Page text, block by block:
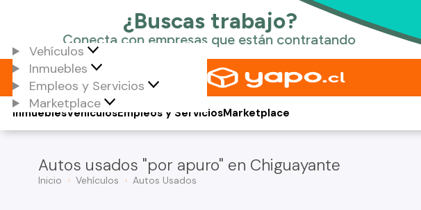
Vehículos
Inmuebles
Empleos y Servicios
Marketplace
Vehículos
Inmuebles Empleos y ServiciosMarketplace
Autos usados "por apuro" en Chiguayante
Inicio Vehículos Autos Usados